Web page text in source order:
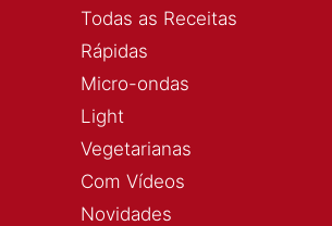
Todas as Receitas
Rápidas
Micro-ondas
Light
Vegetarianas
Com Vídeos
Novidades